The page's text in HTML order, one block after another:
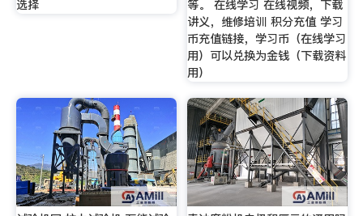
选择
等。 在线学习 在线视频，下载
讲义，维修培训 积分充值 学习
币充值链接，学习币（在线学习
用）可以兑换为金钱（下载资料
用）